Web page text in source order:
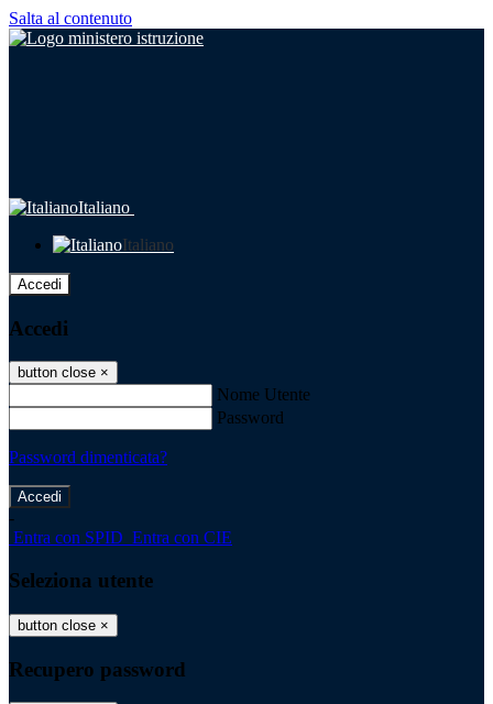
Salta al contenuto
Italiano
Italiano
Accedi
Accedi
button close ×
Nome Utente
Password
Password dimenticata?
-
Entra con SPID Entra con CIE
Seleziona utente
button close ×
Recupero password